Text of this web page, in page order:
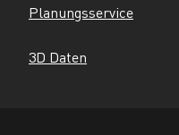
Planungsservice
3D Daten